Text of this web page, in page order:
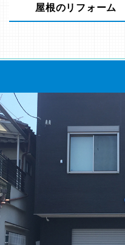
屋根のリフォーム